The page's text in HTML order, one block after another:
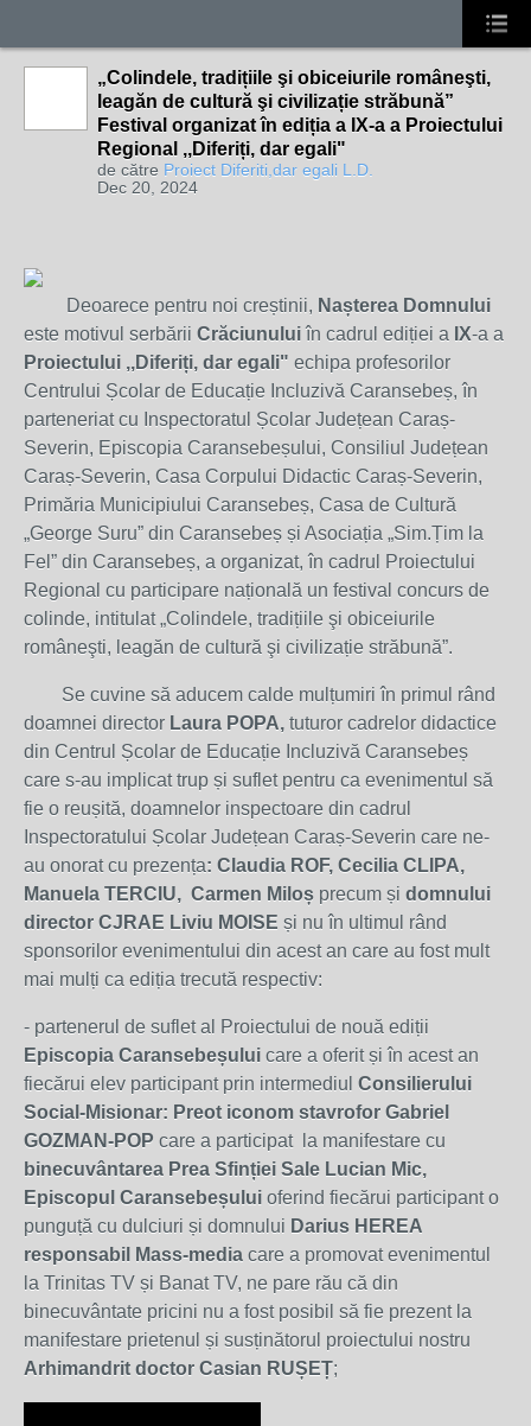
„Colindele, tradițiile şi obiceiurile româneşti,
leagăn de cultură şi civilizație străbună”
Festival organizat în ediția a IX-a a Proiectului
Regional ,,Diferiți, dar egali"
de către Proiect Diferiti,dar egali L.D.
Dec 20, 2024
Deoarece pentru noi creștinii, Nașterea Domnului
este motivul serbării Crăciunuluiîn cadrul ediției a IX-a a
Proiectului ,,Diferiți, dar egali" echipa profesorilor
Centrului Școlar de Educație Incluzivă Caransebeș, în
parteneriat cu Inspectoratul Școlar Județean Caraș-
Severin, Episcopia Caransebeșului, Consiliul Județean
Caraș-Severin, Casa Corpului Didactic Caraș-Severin,
Primăria Municipiului Caransebeș, Casa de Cultură
„George Suru” din Caransebeș și Asociația „Sim.Țim la
Fel” din Caransebeș, a organizat, în cadrul Proiectului
Regional cu participare națională un festival concurs de
colinde, intitulat „Colindele, tradițiile şi obiceiurile
româneşti, leagăn de cultură şi civilizație străbună”.
Se cuvine să aducem calde mulțumiri în primul rând
doamnei director Laura POPA, tuturor cadrelor didactice
din Centrul Școlar de Educație Incluzivă Caransebeș
care s-au implicat trup și suflet pentru ca evenimentul să
fie o reușită, doamnelor inspectoare din cadrul
Inspectoratului Școlar Județean Caraș-Severin care ne-
au onorat cu prezența: Claudia ROF, Cecilia CLIPA,
Manuela TERCIU, Carmen Miloș precum și domnului
director CJRAE Liviu MOISE și nu în ultimul rând
sponsorilor evenimentului din acest an care au fost mult
mai mulți ca ediția trecută respectiv:
- partenerul de suflet al Proiectului de nouă ediții
Episcopia Caransebeșului care a oferit și în acest an
fiecărui elev participant prin intermediul Consilierului
Social-Misionar: Preot iconom stavrofor Gabriel
GOZMAN-POP care a participat la manifestare cu
binecuvântarea Prea Sfinției Sale Lucian Mic,
Episcopul Caransebeșului oferind fiecărui participant o
punguță cu dulciuri și domnului Darius HEREA
responsabil Mass-media care a promovat evenimentul
la Trinitas TV și Banat TV, ne pare rău că din
binecuvântate pricini nu a fost posibil să fie prezent la
manifestare prietenul și susținătorul proiectului nostru
Arhimandrit doctor Casian RUȘEȚ;